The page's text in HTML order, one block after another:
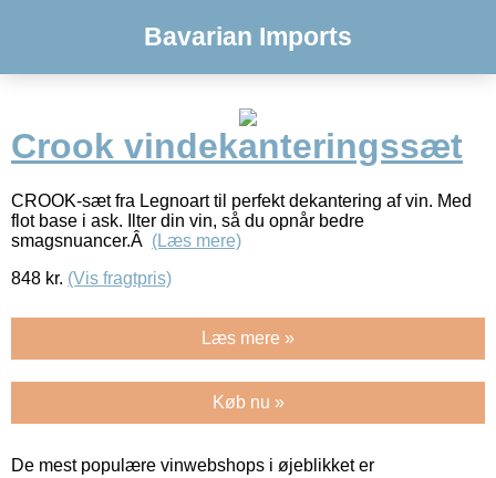
Bavarian Imports
Crook vindekanteringssæt
CROOK-sæt fra Legnoart til perfekt dekantering af vin. Med
flot base i ask. Ilter din vin, så du opnår bedre
smagsnuancer.Â (Læs mere)
848 kr. (Vis fragtpris)
Læs mere »
Køb nu »
De mest populære vinwebshops i øjeblikket er